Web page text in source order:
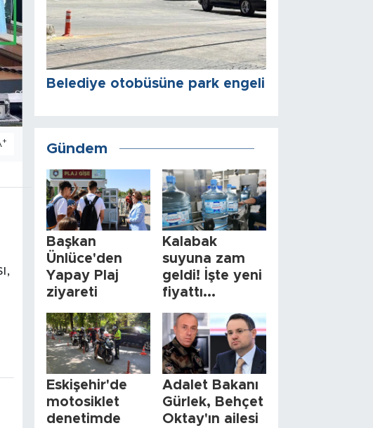
+
Belediye otobüsüne park engeli
Gündem
Başkan
Ünlüce'den
Yapay Plaj
ziyareti
Kalabak
suyuna zam
geldi! İşte yeni
fiyattı...
Eskişehir'de
motosiklet
denetimde
Adalet Bakanı
Gürlek, Behçet
Oktay'ın ailesi